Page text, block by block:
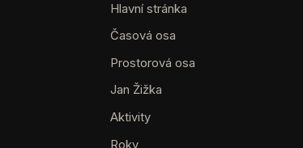
Hlavní stránka
Časová osa
Prostorová osa
Jan Žižka
Aktivity
Roky